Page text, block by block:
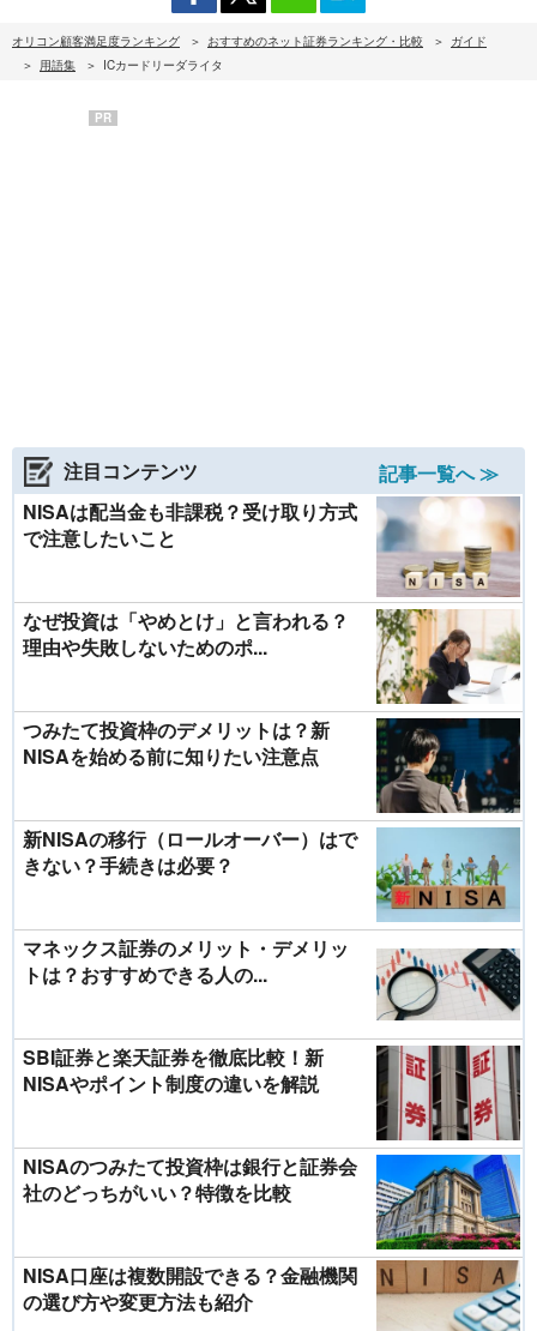
オリコン顧客満足度ランキング おすすめのネット証券ランキング・比較
ガイド
用語集
ICカードリーダライタ
PR
注目コンテンツ
記事一覧へ ≫
NISAは配当金も非課税？受け取り方式
で注意したいこと
なぜ投資は「やめとけ」と言われる？
理由や失敗しないためのポ...
つみたて投資枠のデメリットは？新
NISAを始める前に知りたい注意点
新NISAの移行（ロールオーバー）はで
きない？手続きは必要？
マネックス証券のメリット・デメリッ
トは？おすすめできる人の...
SBI証券と楽天証券を徹底比較！新
NISAやポイント制度の違いを解説
NISAのつみたて投資枠は銀行と証券会
社のどっちがいい？特徴を比較
NISA口座は複数開設できる？金融機関
の選び方や変更方法も紹介